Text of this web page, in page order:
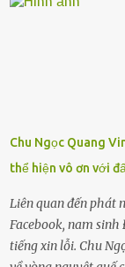
khuyên nhủ con thật
để được giúp đỡ thì
có biết gì đâu
lầm, thì họ cũng
không dạy con cẩn...
Chu Ngọc Quang
thể hiện vô ơn với
Liên quan đến phát
Facebook, nam
tiếng xin lỗi. Chu